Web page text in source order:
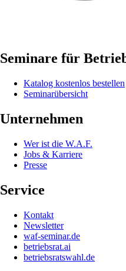
Seminare für
Katalog kostenlos bestellen
Seminarübersicht
Unternehmen
Wer ist die W.A.F.
Jobs & Karriere
Presse
Service
Kontakt
Newsletter
waf-seminar.de
betriebsrat.ai
betriebsratswahl.de